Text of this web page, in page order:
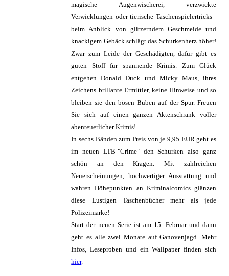
magische Augenwischerei, verzwickte
Verwicklungen oder tierische Taschenspielertricks -
beim Anblick von glitzerndem Geschmeide und
knackigem Gebäck schlägt das Schurkenherz höher!
Zwar zum Leide der Geschädigten, dafür gibt es
guten Stoff für spannende Krimis. Zum Glück
entgehen Donald Duck und Micky Maus, ihres
Zeichens brillante Ermittler, keine Hinweise und so
bleiben sie den bösen Buben auf der Spur. Freuen
Sie sich auf einen ganzen Aktenschrank voller
abenteuerlicher Krimis!
In sechs Bänden zum Preis von je 9,95 EUR geht es
im neuen LTB-"Crime" den Schurken also ganz
schön an den Kragen. Mit zahlreichen
Neuerscheinungen, hochwertiger Ausstattung und
wahren Höhepunkten an Kriminalcomics glänzen
diese Lustigen Taschenbücher mehr als jede
Polizeimarke!
Start der neuen Serie ist am 15. Februar und dann
geht es alle zwei Monate auf Ganovenjagd. Mehr
Infos, Leseproben und ein Wallpaper finden sich
hier.